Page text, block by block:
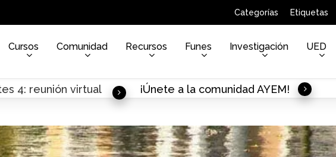
Categorías Etiquetas
Cursos Comunidad Recursos Funes Investigación UED
4: reunión virtual ¡Únete a la comunidad AYEM!